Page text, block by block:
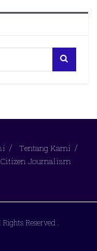
Tentang Kami
Citizen Journalism
Reserved .